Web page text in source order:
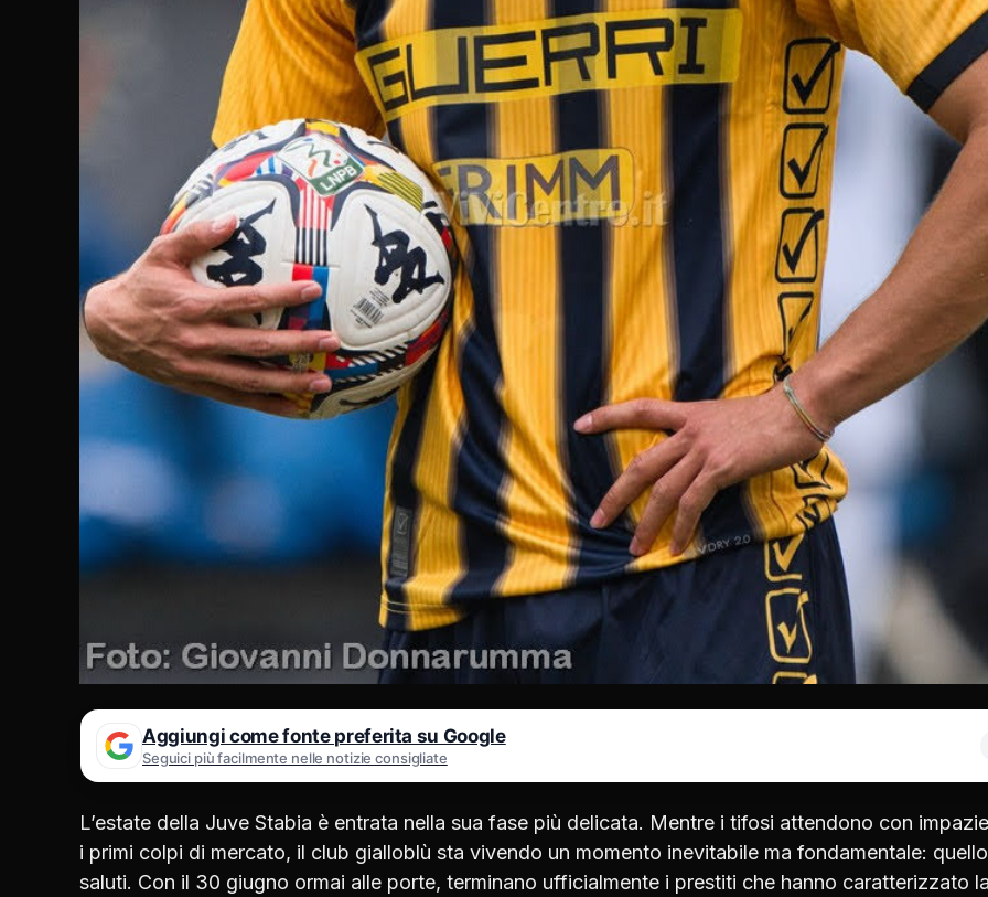
Aggiungi come fonte preferita su Google
Seguici più facilmente nelle notizie consigliate
L’estate della Juve Stabia è entrata nella sua fase più delicata. Mentre i tifosi attendono con
i primi colpi di mercato, il club gialloblù sta vivendo un momento inevitabile ma fondamentale:
saluti. Con il 30 giugno ormai alle porte, terminano ufficialmente i prestiti che hanno caratterizzato la